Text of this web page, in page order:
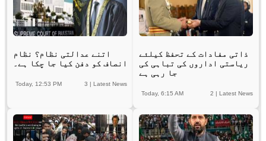
اتنے عدالتی نظام؟ نظام
انصاف کو دفن کیا جا چکا ہے۔
3 | Latest News
Today, 12:53 PM
ذاتی مفادات کے تحفظ کیلئے
ریاستی اداروں کی تباہی کی
جا رہی ہے
2 | Latest News
Today, 6:15 AM